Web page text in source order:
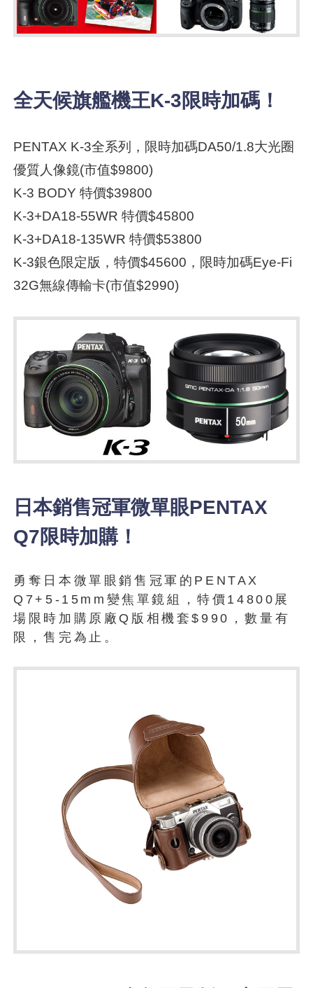
全天候旗艦機王K-3限時加碼！
PENTAX K-3全系列，限時加碼DA50/1.8大光圈
優質人像鏡(市值$9800)
K-3 BODY 特價$39800
K-3+DA18-55WR 特價$45800
K-3+DA18-135WR 特價$53800
K-3銀色限定版，特價$45600，限時加碼Eye-Fi
32G無線傳輸卡(市值$2990)
日本銷售冠軍微單眼PENTAX
Q7限時加購！
勇奪日本微單眼銷售冠軍的PENTAX
Q7+5-15mm變焦單鏡組，特價14800展
場限時加購原廠Q版相機套$990，數量有
限，售完為止。